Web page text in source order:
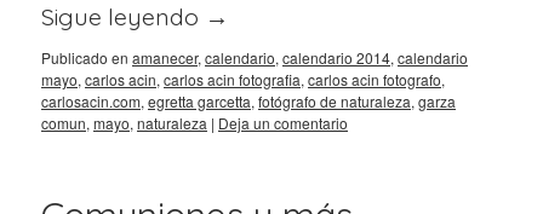
Sigue leyendo →
Publicado en amanecer, calendario, calendario 2014, calendario
mayo, carlos acin, carlos acin fotografia, carlos acin fotografo,
carlosacin.com, egretta garcetta, fotógrafo de naturaleza, garza
comun, mayo, naturaleza | Deja un comentario